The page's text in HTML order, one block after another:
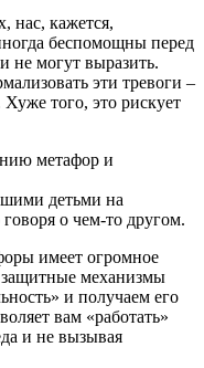
нас, кажется,
беспомощны перед
не могут выразить.
эти тревоги –
того, это рискует
метафор и
детьми на
о чем-то другом.
имеет огромное
защитные механизмы
и получаем его
вам «работать»
и не вызывая